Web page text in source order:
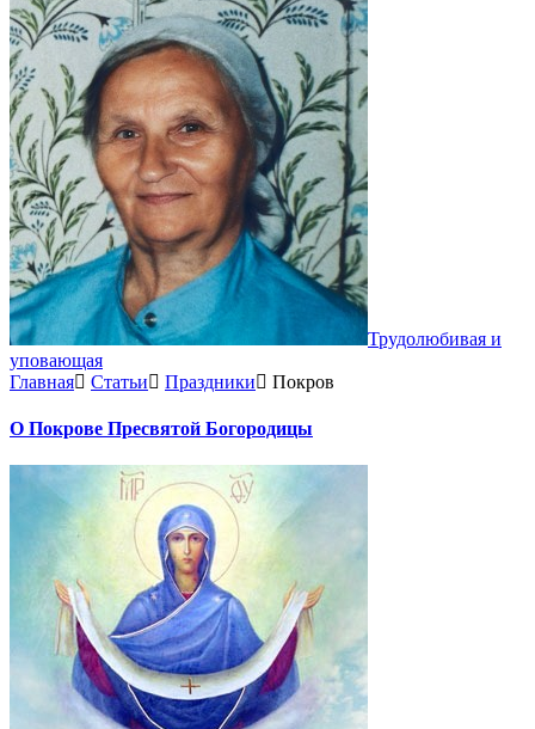
Трудолюбивая и
уповающая
Главная
Статьи Праздники Покров
О Покрове Пресвятой Богородицы